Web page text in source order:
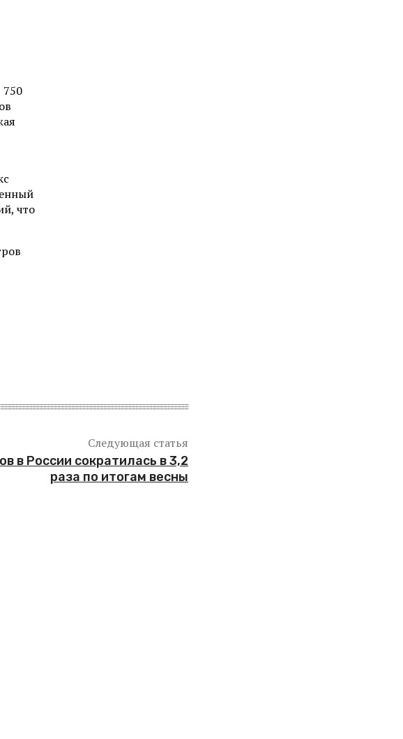
750
что
Следующая статья
в России сократилась в 3,2
раза по итогам весны